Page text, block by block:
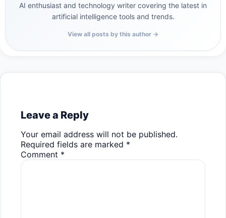
AI enthusiast and technology writer covering the latest in
artificial intelligence tools and trends.
View all posts by this author →
Leave a Reply
Your email address will not be published.
Required fields are marked *
Comment *